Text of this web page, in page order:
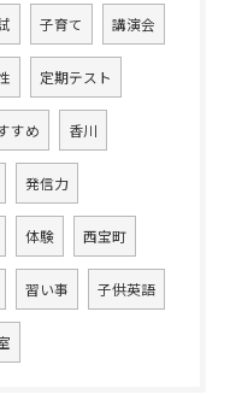
子育て 講演会
定期テスト
すめ 香川
発信力
体験 西宝町
習い事 子供英語